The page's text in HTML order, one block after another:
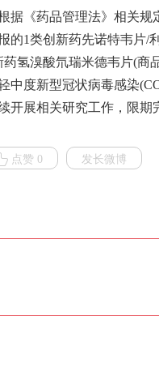
《药品管理法》相关规
的1类创新药先诺特韦片/
药氢溴酸氘瑞米德韦片(商
中度新型冠状病毒感染
开展相关研究工作，限期
点赞 0 发长微博